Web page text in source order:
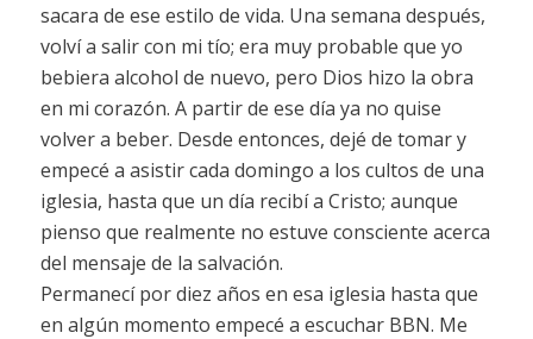
sacara de ese estilo de vida. Una semana después,
volví a salir con mi tío; era muy probable que yo
bebiera alcohol de nuevo, pero Dios hizo la obra
en mi corazón. A partir de ese día ya no quise
volver a beber. Desde entonces, dejé de tomar y
empecé a asistir cada domingo a los cultos de una
iglesia, hasta que un día recibí a Cristo; aunque
pienso que realmente no estuve consciente acerca
del mensaje de la salvación.
Permanecí por diez años en esa iglesia hasta que
en algún momento empecé a escuchar BBN. Me